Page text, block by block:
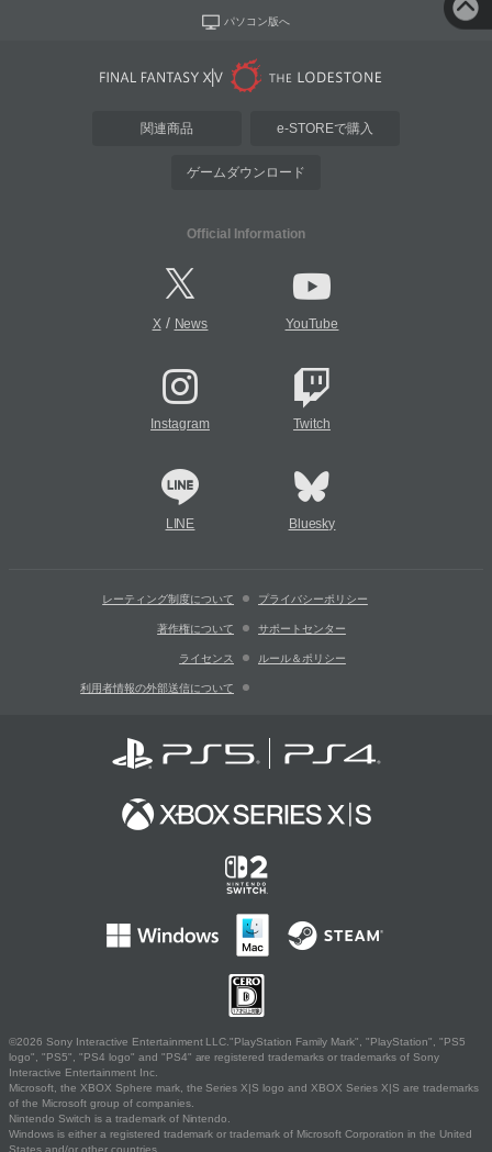
パソコン版へ
関連商品 e-STOREで購入
ゲームダウンロード
Official Information
X/ News YouTube
Instagram Twitch
LINE Bluesky
レーティング制度について プライバシーポリシー
著作権について サポートセンター
ライセンス ルール＆ポリシー
利用者情報の外部送信について
©2026 Sony Interactive Entertainment LLC."PlayStation Family Mark", "PlayStation", "PS5
logo", "PS5", "PS4 logo" and "PS4" are registered trademarks or trademarks of Sony
Interactive Entertainment Inc.
Microsoft, the XBOX Sphere mark, the Series X|S logo and XBOX Series X|S are trademarks
of the Microsoft group of companies.
Nintendo Switch is a trademark of Nintendo.
Windows is either a registered trademark or trademark of Microsoft Corporation in the United
States and/or other countries.